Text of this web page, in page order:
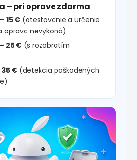
– pri oprave zdarma
15 € (otestovanie a určenie
oprava nevykoná)
25 € (s rozobratím
35 € (detekcia poškodených